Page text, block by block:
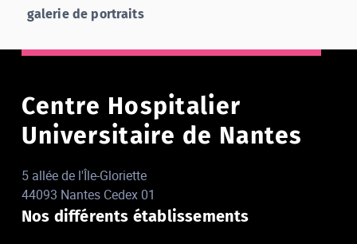
galerie de portraits
Centre Hospitalier
Universitaire de Nantes
5 allée de l'Île-Gloriette
44093 Nantes Cedex 01
Nos différents établissements